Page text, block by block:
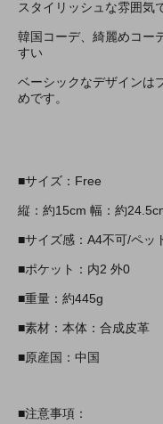
スタイリッシュな雰囲気
韓国コーデ、綺麗めコー
すい
ベーシックなデザインは
めです。
■サイズ：Free
縦：約15cm 幅：約
■サイズ感：A4不可/ペッ
■ポケット：内2 外0
■重量：約445g
■素材：本体：合成皮革
■原産国：中国
■注意事項：